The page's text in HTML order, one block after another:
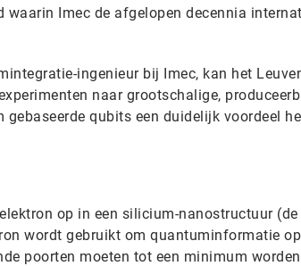
waarin Imec de afgelopen decennia
ingenieur bij Imec, kan het
naar grootschalige,
qubits een duidelijk voordeel
op in een silicium-nanostructuur (de
wordt gebruikt om quantuminformatie
poorten moeten tot een minimum worden